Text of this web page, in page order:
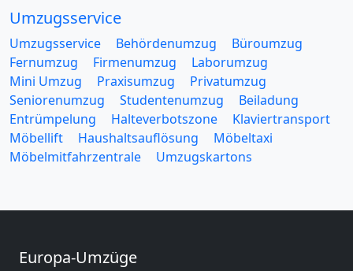
Umzugsservice
Umzugsservice Behördenumzug
Büroumzug
Fernumzug
Firmenumzug
Laborumzug
Mini Umzug
Praxisumzug
Privatumzug
Seniorenumzug
Studentenumzug
Beiladung
Entrümpelung
Halteverbotszone
Klaviertransport
Möbellift
Haushaltsauflösung
Möbeltaxi
Möbelmitfahrzentrale
Umzugskartons
Europa-Umzüge